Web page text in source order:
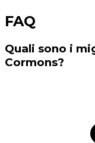
FAQ
Quali sono i
Cormons?